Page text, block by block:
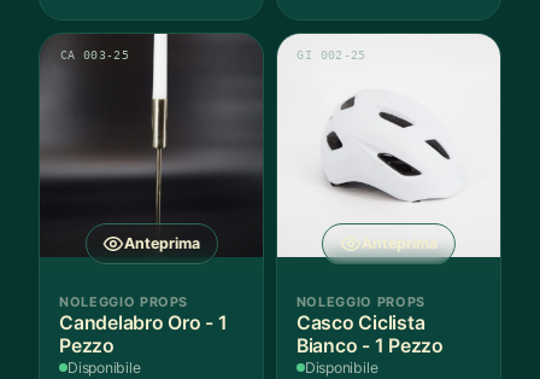
Anteprima
CA 003-25
NOLEGGIO PROPS
Candelabro Oro - 1
Pezzo
Disponibile
Anteprima
GI 002-25
NOLEGGIO PROPS
Casco Ciclista
Bianco - 1 Pezzo
Disponibile